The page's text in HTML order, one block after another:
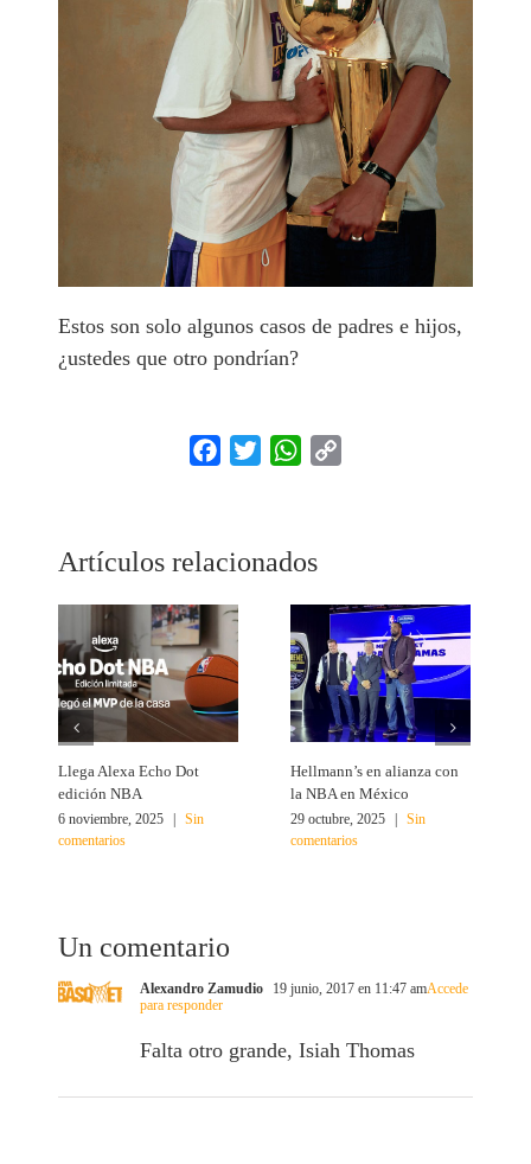
Estos son solo algunos casos de padres e hijos,
¿ustedes que otro pondrían?
Facebook
Twitter WhatsApp
Artículos relacionados
Llega Alexa Echo Dot
edición NBA
6 noviembre, 2025
Sin
comentarios
Hellmann’s en alianza con
la NBA en México
29 octubre, 2025
Sin
comentarios
Un comentario
Alexandro Zamudio 19 junio, 2017 en 11:47 amAccede
para responder
Falta otro grande, Isiah Thomas